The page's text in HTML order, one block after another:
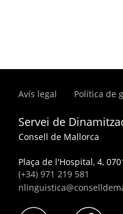
Avís legal Política de
Servei de
Consell de Mallorca
Plaça de l'Hospital, 4,
(+34) 971 219 581